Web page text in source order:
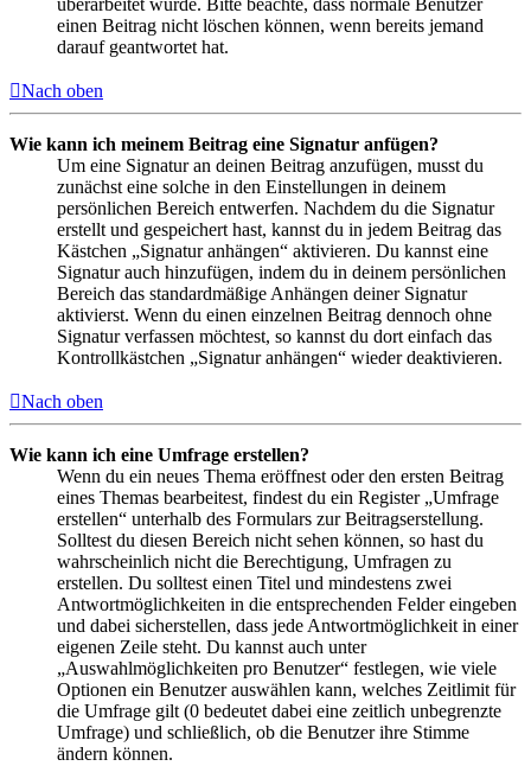
überarbeitet wurde. Bitte beachte, dass normale Benutzer
einen Beitrag nicht löschen können, wenn bereits jemand
darauf geantwortet hat.
Nach oben
Wie kann ich meinem Beitrag eine Signatur anfügen?
Um eine Signatur an deinen Beitrag anzufügen, musst du
zunächst eine solche in den Einstellungen in deinem
persönlichen Bereich entwerfen. Nachdem du die Signatur
erstellt und gespeichert hast, kannst du in jedem Beitrag das
Kästchen „Signatur anhängen“ aktivieren. Du kannst eine
Signatur auch hinzufügen, indem du in deinem persönlichen
Bereich das standardmäßige Anhängen deiner Signatur
aktivierst. Wenn du einen einzelnen Beitrag dennoch ohne
Signatur verfassen möchtest, so kannst du dort einfach das
Kontrollkästchen „Signatur anhängen“ wieder deaktivieren.
Nach oben
Wie kann ich eine Umfrage erstellen?
Wenn du ein neues Thema eröffnest oder den ersten Beitrag
eines Themas bearbeitest, findest du ein Register „Umfrage
erstellen“ unterhalb des Formulars zur Beitragserstellung.
Solltest du diesen Bereich nicht sehen können, so hast du
wahrscheinlich nicht die Berechtigung, Umfragen zu
erstellen. Du solltest einen Titel und mindestens zwei
Antwortmöglichkeiten in die entsprechenden Felder eingeben
und dabei sicherstellen, dass jede Antwortmöglichkeit in einer
eigenen Zeile steht. Du kannst auch unter
„Auswahlmöglichkeiten pro Benutzer“ festlegen, wie viele
Optionen ein Benutzer auswählen kann, welches Zeitlimit für
die Umfrage gilt (0 bedeutet dabei eine zeitlich unbegrenzte
Umfrage) und schließlich, ob die Benutzer ihre Stimme
ändern können.